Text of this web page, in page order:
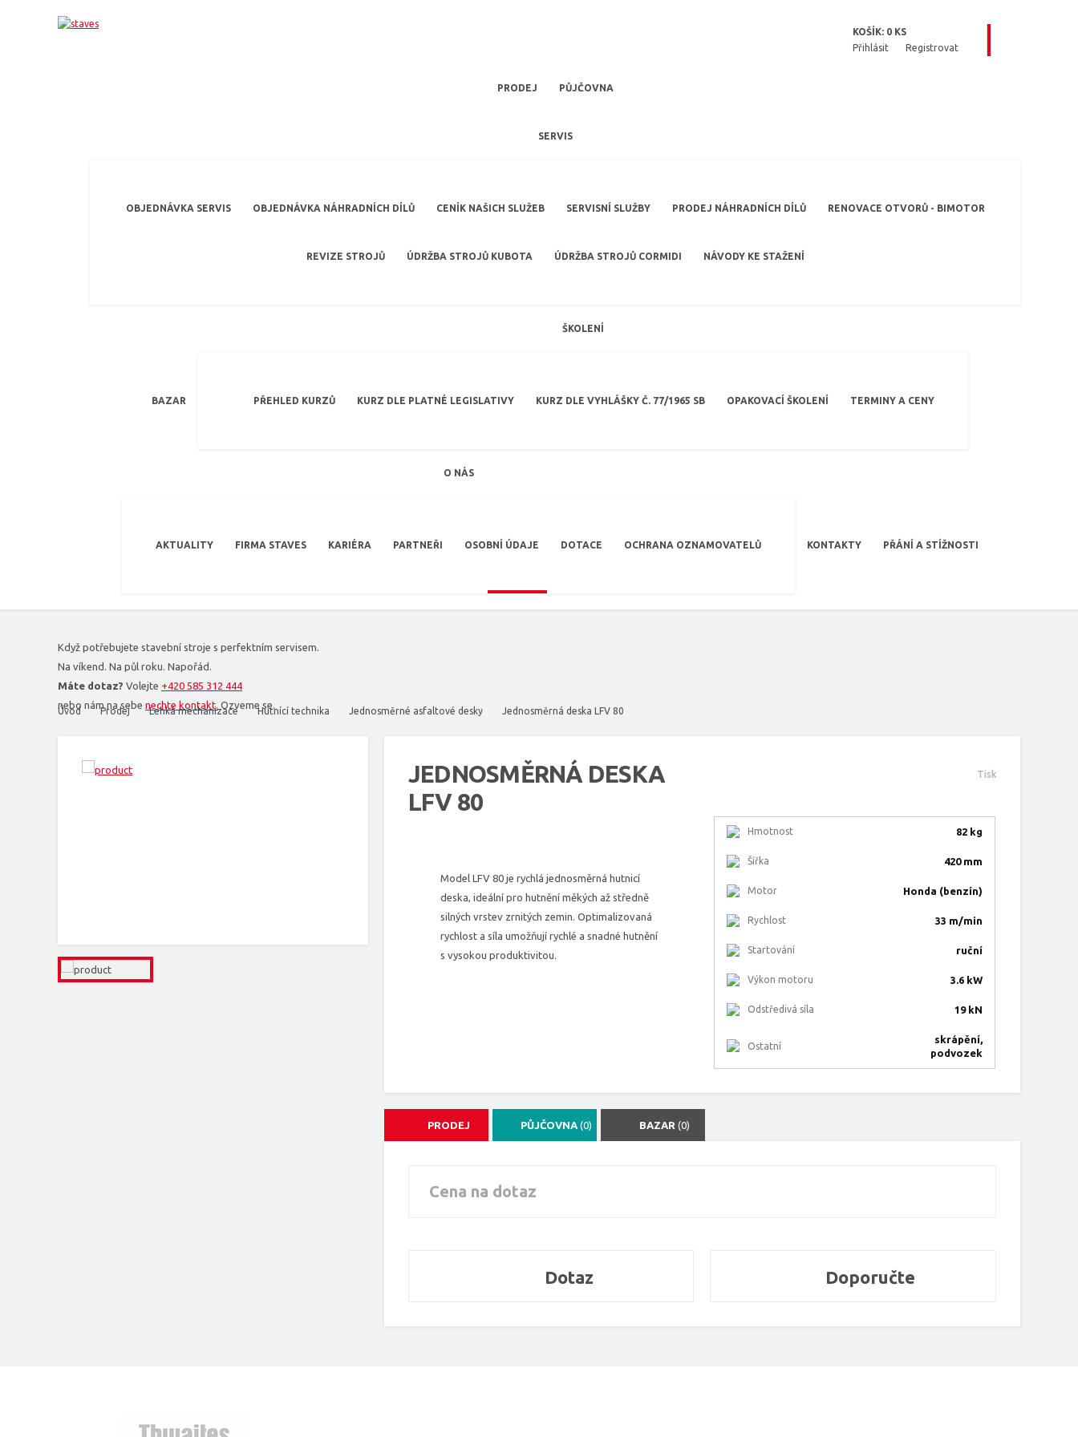
KOŠÍK: 0 KS
Přihlásit
Registrovat
PRODEJ PŮJČOVNA
SERVIS
OBJEDNÁVKA SERVIS OBJEDNÁVKA NÁHRADNÍCH DÍLŮ CENÍK NAŠICH SLUŽEB SERVISNÍ SLUŽBY PRODEJ NÁHRADNÍCH DÍLŮ RENOVACE OTVORŮ - BIMOTOR
REVIZE STROJŮ ÚDRŽBA STROJŮ KUBOTA ÚDRŽBA STROJŮ CORMIDI NÁVODY KE STAŽENÍ
BAZAR
ŠKOLENÍ
PŘEHLED KURZŮ KURZ DLE PLATNÉ LEGISLATIVY KURZ DLE VYHLÁŠKY Č. 77/1965 SB OPAKOVACÍ ŠKOLENÍ TERMINY A CENY
O NÁS
AKTUALITY FIRMA STAVES KARIÉRA PARTNEŘI OSOBNÍ ÚDAJE DOTACE OCHRANA OZNAMOVATELŮ KONTAKTY PŘÁNÍ A STÍŽNOSTI
Když potřebujete stavební stroje s perfektním servisem.
Na víkend. Na půl roku. Napořád.
Máte dotaz? Volejte +420 585 312 444
nebo nám na sebe nechte kontakt. Ozveme se.
Úvod Prodej Lehká mechanizace Hutnící technika Jednosměrné asfaltové desky Jednosměrná deska LFV 80
JEDNOSMĚRNÁ DESKA
LFV 80
Model LFV 80 je rychlá jednosměrná hutnicí
deska, ideální pro hutnění měkých až středně
silných vrstev zrnitých zemin. Optimalizovaná
rychlost a síla umožňují rychlé a snadné hutnění
s vysokou produktivitou.
Tisk
Hmotnost 82 kg
Šířka 420 mm
Motor Honda (benzín)
Rychlost 33 m/min
Startování ruční
Výkon motoru 3.6 kW
Odstředivá síla 19 kN
Ostatní
skrápění,
podvozek
PRODEJ PŮJČOVNA (0) BAZAR(0)
Cena na dotaz
Dotaz Doporučte